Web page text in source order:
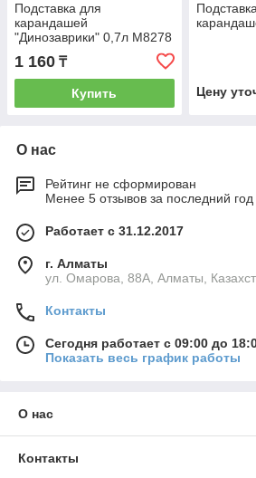
Подставка для
карандашей
"Динозаврики" 0,7л М8278
1 160 ₸
Купить Цену
О нас
Рейтинг не сформирован
Менее 5 отзывов за последний год
Работает с 31.12.2017
г. Алматы
ул. Омарова, 88А, Алматы,
Контакты
Сегодня работает с 09:00 до
Показать весь график работы
О нас
Контакты